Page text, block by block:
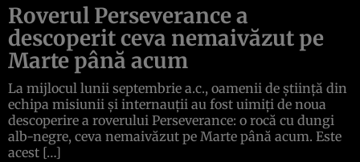
Roverul Perseverance a
descoperit ceva nemaivăzut pe
Marte până acum
La mijlocul lunii septembrie a.c., oamenii de știință din
echipa misiunii și internauții au fost uimiți de noua
descoperire a roverului Perseverance: o rocă cu dungi
alb-negre, ceva nemaivăzut pe Marte până acum. Este
acest […]